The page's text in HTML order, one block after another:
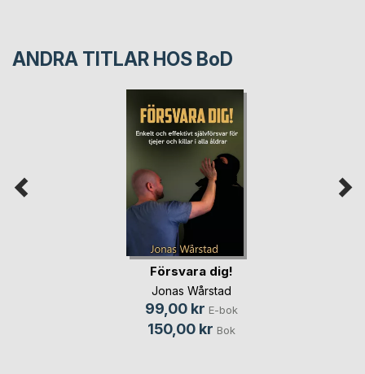
ANDRA TITLAR HOS BoD
Försvara dig!
Jonas Wårstad
99,00 kr E-bok
150,00 kr Bok